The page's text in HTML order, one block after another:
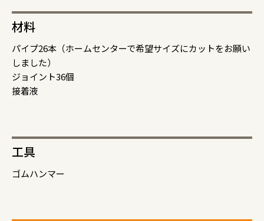
材料
パイプ26本（ホームセンターで希望サイズにカットをお願い
しました）
ジョイント36個
接着液
工具
ゴムハンマー